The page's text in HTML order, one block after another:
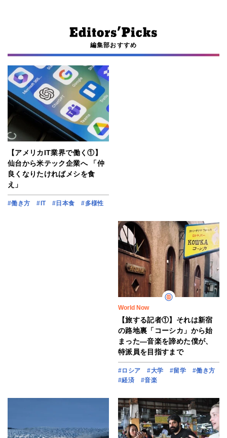
編集部おすすめ
【アメリカIT業界で働く①】
仙台から米テック企業へ 「仲
良くなりたければメシを食
え」
#働き方 #IT #日本食 #多様性
World Now
【旅する記者①】それは新宿
の路地裏「コーシカ」から始
まった―音楽を諦めた僕が、
特派員を目指すまで
#ロシア #大学 #留学
#働き方
#経済
#音楽